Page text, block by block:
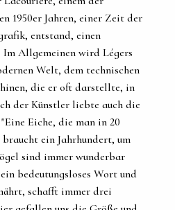
1950er Jahren, einer Zeit der
entstand, einen
Im Allgemeinen wird Légers
Welt, dem technischen
die er oft darstellte, in
der Künstler liebte auch die
Eiche, die man in 20
ein Jahrhundert, um
sind immer wunderbar
bedeutungsloses Wort und
schafft immer drei